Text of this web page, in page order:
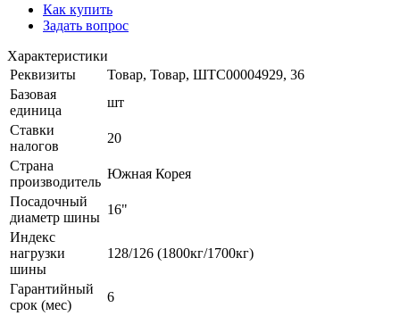
Как купить
Задать вопрос
Характеристики
Реквизиты
Товар, Товар, ШТС00004929, 36
Базовая
единица
шт
Ставки
налогов
20
Страна
производитель
Южная Корея
Посадочный
диаметр шины
16"
Индекс
нагрузки
шины
128/126 (1800кг/1700кг)
Гарантийный
срок (мес)
6